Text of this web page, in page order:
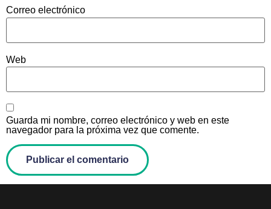
Correo electrónico
Web
Guarda mi nombre, correo electrónico y web en este
navegador para la próxima vez que comente.